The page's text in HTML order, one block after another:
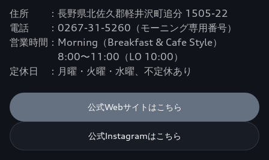
住所 ：長野県北佐久郡軽井沢町追分 1505-22
電話 ：0267-31-5260（モーニング専用番号）
営業時間：Morning（Breakfast & Cafe Style）
8:00〜11:00（LO 10:00）
定休日 ：月曜・火曜・水曜、不定休あり
公式Webサイトはこちら
公式Instagramはこちら